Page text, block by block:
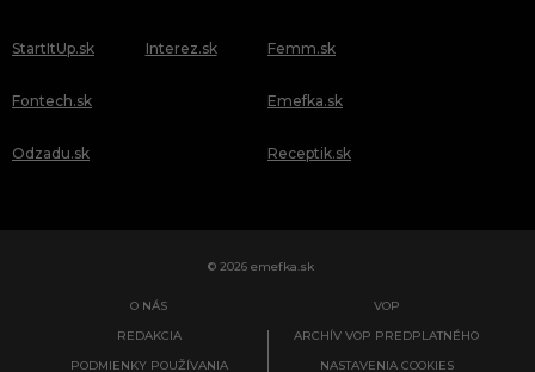
StartItUp.sk
Fontech.sk
Odzadu.sk
Interez.sk Femm.sk
Emefka.sk
Receptik.sk
© 2026 emefka.sk
O NÁS
REDAKCIA
PODMIENKY POUŽÍVANIA
VOP
ARCHÍV VOP PREDPLATNÉHO
NASTAVENIA COOKIES